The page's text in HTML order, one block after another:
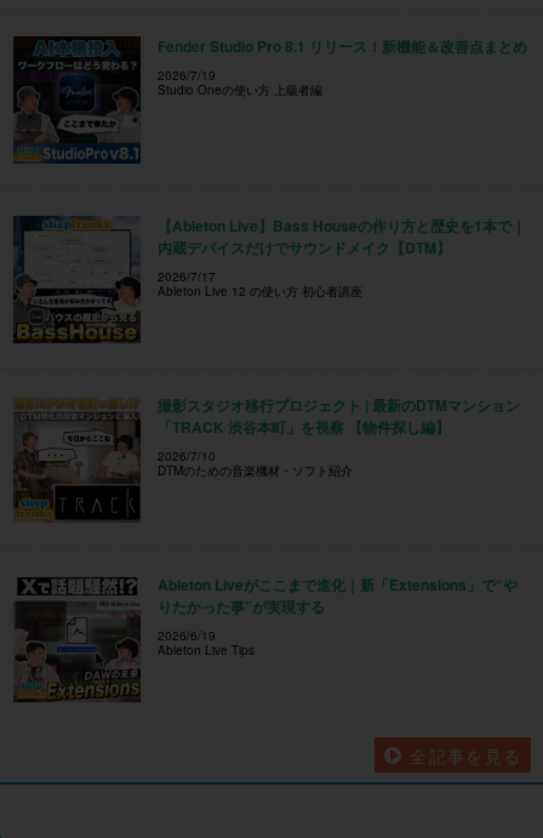
Fender Studio Pro 8.1 リリース！新機能＆改善点まとめ
2026/7/19
Studio Oneの使い方 上級者編
【Ableton Live】Bass Houseの作り方と歴史を1本で｜
内蔵デバイスだけでサウンドメイク【DTM】
2026/7/17
Ableton Live 12 の使い方 初心者講座
撮影スタジオ移行プロジェクト | 最新のDTMマンション
「TRACK 渋谷本町」を視察 【物件探し編】
2026/7/10
DTMのための音楽機材・ソフト紹介
Ableton Liveがここまで進化｜新「Extensions」で“や
りたかった事”が実現する
2026/6/19
Ableton Live Tips
全記事を見る